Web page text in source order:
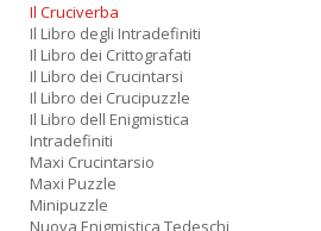
Il Cruciverba
Il Libro degli Intradefiniti
Il Libro dei Crittografati
Il Libro dei Crucintarsi
Il Libro dei Crucipuzzle
Il Libro dell Enigmistica
Intradefiniti
Maxi Crucintarsio
Maxi Puzzle
Minipuzzle
Nuova Enigmistica Tedeschi